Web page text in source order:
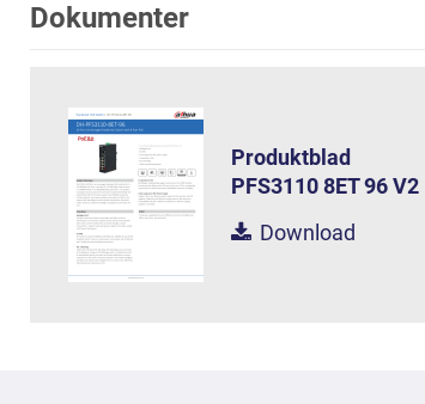
Dokumenter
Produktblad
PFS3110 8ET 96 V2
Download